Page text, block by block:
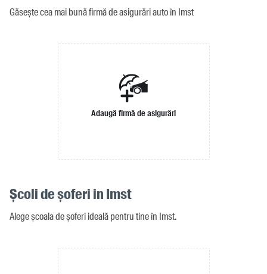
Găsește cea mai bună firmă de asigurări auto în Imst
Adaugă firmă de asigurări
Școli de șoferi in Imst
Alege școala de șoferi ideală pentru tine în Imst.